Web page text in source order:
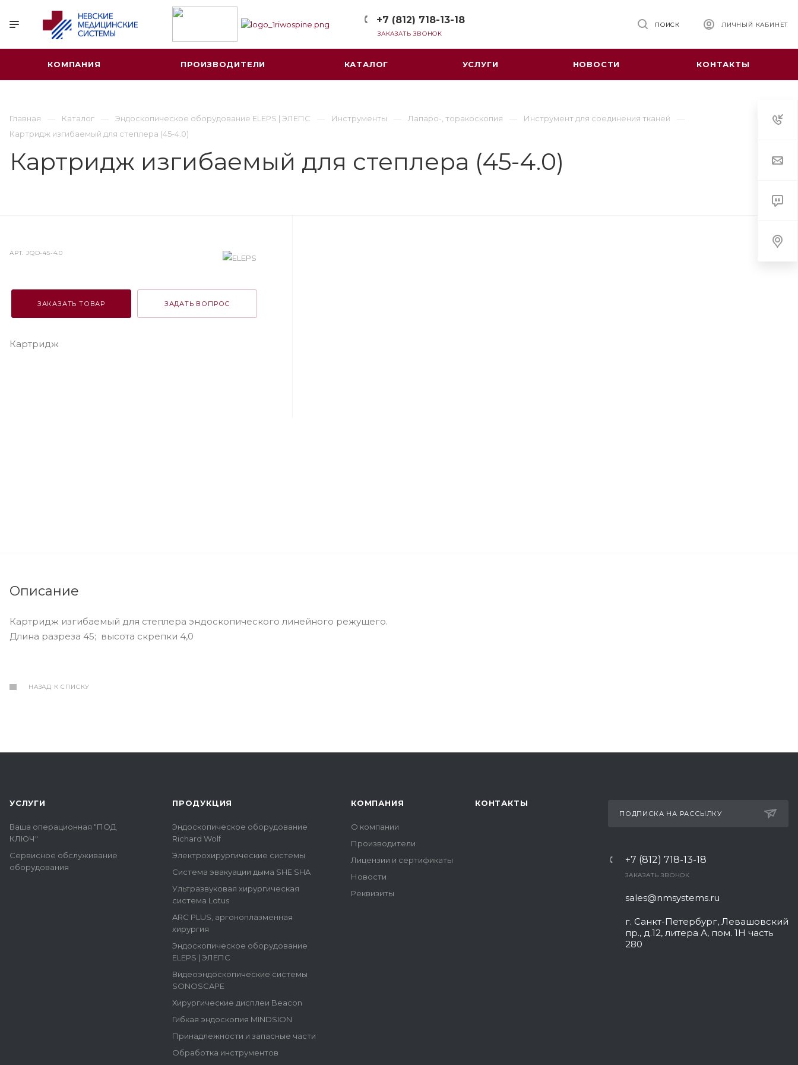
+7 (812) 718-13-18
ЗАКАЗАТЬ ЗВОНОК
ЛИЧНЫЙ КАБИНЕТ
ПОИСК
КОМПАНИЯ ПРОИЗВОДИТЕЛИ КАТАЛОГ УСЛУГИ НОВОСТИ КОНТАКТЫ
Главная Каталог Эндоскопическое оборудование ELEPS | ЭЛЕПС Инструменты Лапаро-, торакоскопия
Инструмент для соединения тканей
Картридж изгибаемый для степлера (45-4.0)
Картридж изгибаемый для степлера (45-4.0)
АРТ.JQD-45-4.0
ЗАКАЗАТЬ ТОВАР ЗАДАТЬ ВОПРОС
Картридж
Описание
Картридж изгибаемый для степлера эндоскопического линейного режущего.
Длина разреза 45; высота скрепки 4,0
НАЗАД К СПИСКУ
УСЛУГИ
Ваша операционная "ПОД
КЛЮЧ"
Сервисное обслуживание
оборудования
ПРОДУКЦИЯ
Эндоскопическое оборудование
Richard Wolf
Электрохирургические системы
Система эвакуации дыма SHE SHA
Ультразвуковая хирургическая
система Lotus
ARC PLUS, аргоноплазменная
хирургия
Эндоскопическое оборудование
ELEPS | ЭЛЕПС
Видеоэндоскопические системы
SONOSCAPE
Хирургические дисплеи Beacon
Гибкая эндоскопия MINDSION
Принадлежности и запасные части
Обработка инструментов
КОМПАНИЯ
О компании
Производители
Лицензии и сертификаты
Новости
Реквизиты
КОНТАКТЫ
ПОДПИСКА НА РАССЫЛКУ
+7 (812) 718-13-18
ЗАКАЗАТЬ ЗВОНОК
sales@nmsystems.ru
г. Санкт-Петербург, Левашовский
пр., д.12, литера А, пом. 1Н часть
280